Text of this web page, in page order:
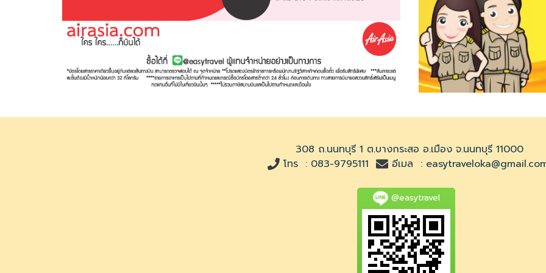
308 ถ.นนทบุรี 1 ต.บางกระสอ อ.เมือง จ.นนทบุรี 11000
โทร : 083-9795111 อีเมล :
@easytravel